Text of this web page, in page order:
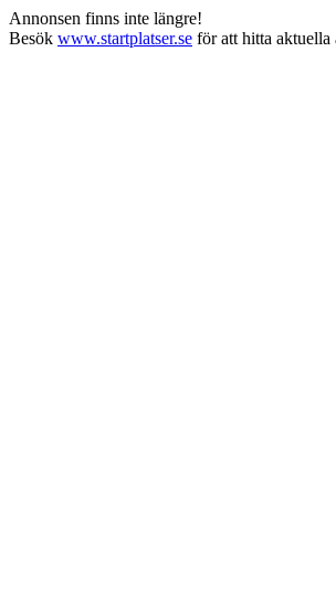
Annonsen finns inte längre!
Besök www.startplatser.se för att hitta aktuella